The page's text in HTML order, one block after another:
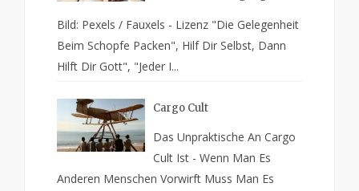
Bild: Pexels / Fauxels - Lizenz "Die Gelegenheit
Beim Schopfe Packen", Hilf Dir Selbst, Dann
Hilft Dir Gott", "Jeder I...
Cargo Cult
Das Unpraktische An Cargo
Cult Ist - Wenn Man Es
Anderen Menschen Vorwirft Muss Man Es